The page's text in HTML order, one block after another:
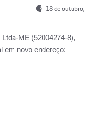
18 de outubro,
Ltda-ME (52004274-8),
em novo endereço: